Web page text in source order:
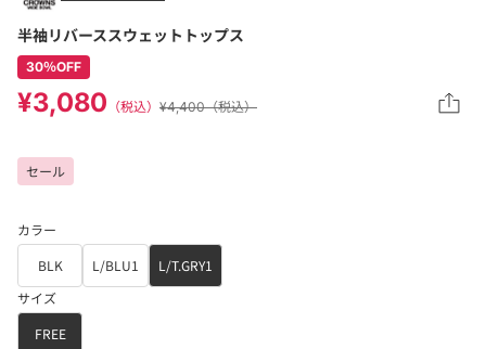
半袖リバーススウェットトップス
30％OFF
¥3,080 （税込） ¥4,400（税込）
セール
カラー
BLK
L/BLU1
L/T.GRY1
サイズ
FREE